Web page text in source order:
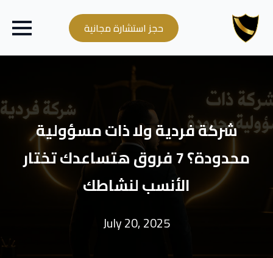
حجز استشارة مجانية
شركة فردية ولا ذات مسؤولية
محدودة؟ 7 فروق هتساعدك تختار
الأنسب لنشاطك
July 20, 2025